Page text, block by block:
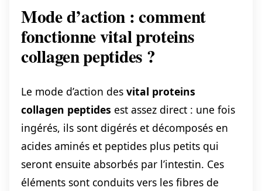
Mode d’action : comment
fonctionne vital proteins
collagen peptides ?
Le mode d’action des vital proteins
collagen peptides est assez direct : une fois
ingérés, ils sont digérés et décomposés en
acides aminés et peptides plus petits qui
seront ensuite absorbés par l’intestin. Ces
éléments sont conduits vers les fibres de